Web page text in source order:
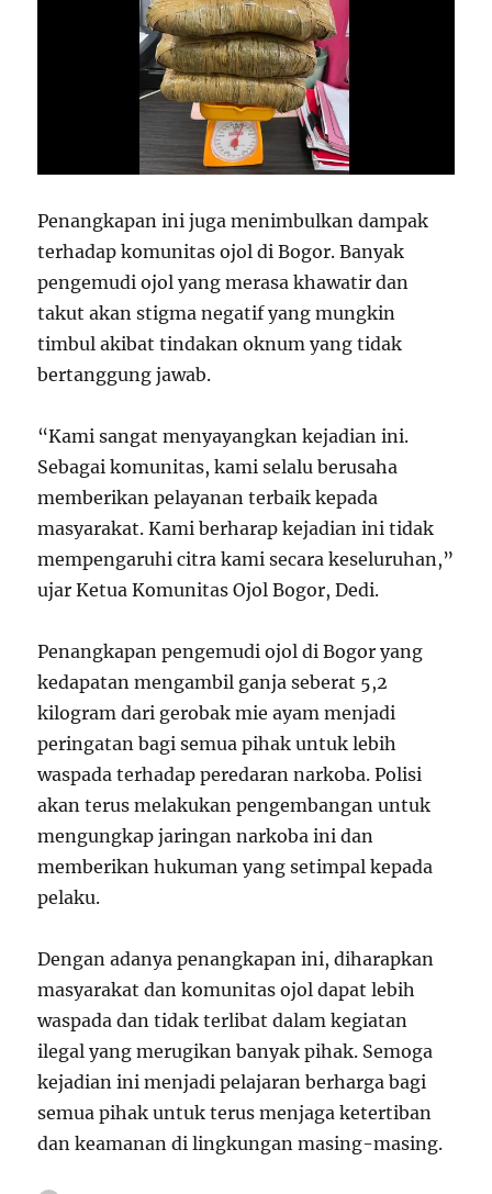
Penangkapan ini juga menimbulkan dampak
terhadap komunitas ojol di Bogor. Banyak
pengemudi ojol yang merasa khawatir dan
takut akan stigma negatif yang mungkin
timbul akibat tindakan oknum yang tidak
bertanggung jawab.
“Kami sangat menyayangkan kejadian ini.
Sebagai komunitas, kami selalu berusaha
memberikan pelayanan terbaik kepada
masyarakat. Kami berharap kejadian ini tidak
mempengaruhi citra kami secara keseluruhan,”
ujar Ketua Komunitas Ojol Bogor, Dedi.
Penangkapan pengemudi ojol di Bogor yang
kedapatan mengambil ganja seberat 5,2
kilogram dari gerobak mie ayam menjadi
peringatan bagi semua pihak untuk lebih
waspada terhadap peredaran narkoba. Polisi
akan terus melakukan pengembangan untuk
mengungkap jaringan narkoba ini dan
memberikan hukuman yang setimpal kepada
pelaku.
Dengan adanya penangkapan ini, diharapkan
masyarakat dan komunitas ojol dapat lebih
waspada dan tidak terlibat dalam kegiatan
ilegal yang merugikan banyak pihak. Semoga
kejadian ini menjadi pelajaran berharga bagi
semua pihak untuk terus menjaga ketertiban
dan keamanan di lingkungan masing-masing.